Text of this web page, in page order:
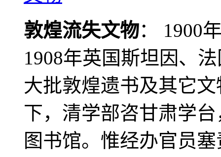
敦煌流失文物： 1900
1908年英国斯坦因、
大批敦煌遗书及其它
下，清学部咨甘肃学
图书馆。惟经办官员